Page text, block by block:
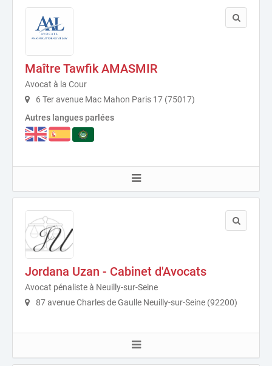
Maître Tawfik AMASMIR
Avocat à la Cour
6 Ter avenue Mac Mahon Paris 17 (75017)
Autres langues parlées
Jordana Uzan - Cabinet d'Avocats
Avocat pénaliste à Neuilly-sur-Seine
87 avenue Charles de Gaulle Neuilly-sur-Seine (92200)